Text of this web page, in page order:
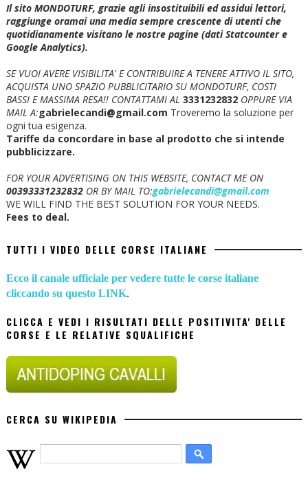
Il sito MONDOTURF, grazie agli insostituibili ed assidui lettori,
raggiunge oramai una media sempre crescente di utenti che
quotidianamente visitano le nostre pagine (dati Statcounter e
Google Analytics).
SE VUOI AVERE VISIBILITA' E CONTRIBUIRE A TENERE ATTIVO IL SITO,
ACQUISTA UNO SPAZIO PUBBLICITARIO SU MONDOTURF, COSTI
BASSI E MASSIMA RESA!! CONTATTAMI AL 3331232832 OPPURE VIA
MAIL A:gabrielecandi@gmail.com Troveremo la soluzione per
ogni tua esigenza.
Tariffe da concordare in base al prodotto che si intende
pubblicizzare.
FOR YOUR ADVERTISING ON THIS WEBSITE, CONTACT ME ON
00393331232832OR BY MAIL TO:gabrielecandi@gmail.com
WE WILL FIND THE BEST SOLUTION FOR YOUR NEEDS.
Fees to deal.
TUTTI I VIDEO DELLE CORSE ITALIANE
Ecco il canale ufficiale per vedere tutte le corse italiane
cliccando su questo LINK.
CLICCA E VEDI I RISULTATI DELLE POSITIVITA' DELLE
CORSE E LE RELATIVE SQUALIFICHE
CERCA SU WIKIPEDIA